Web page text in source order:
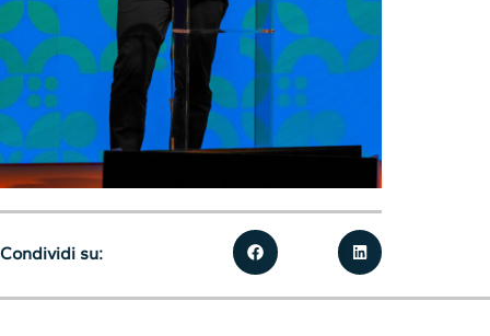
Condividi su: